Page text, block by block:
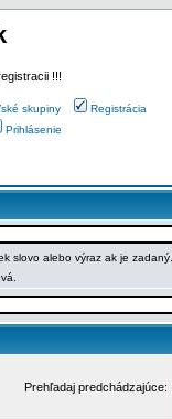
!!!
skupiny
Registrácia
Prihlásenie
slovo alebo výraz ak je zadaný.
Prehľadaj predchádzajúce: